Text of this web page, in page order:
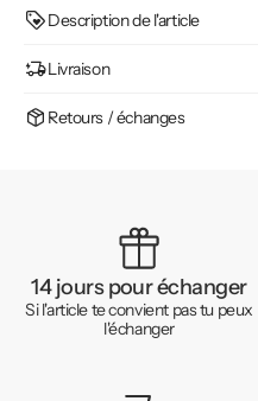
Description de l'article
Livraison
Retours / échanges
14 jours pour échanger
Si l'article te convient pas tu peux
l'échanger